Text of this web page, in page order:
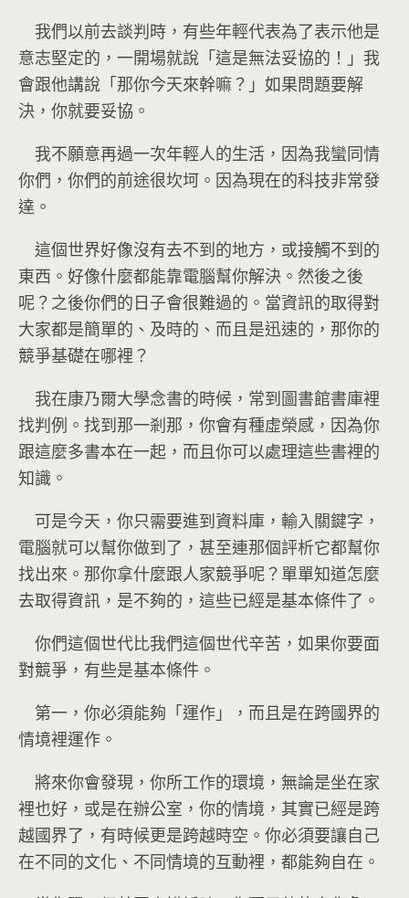
我們以前去談判時，有些年輕代表為了表示他是
意志堅定的，一開場就說「這是無法妥協的！」我
會跟他講說「那你今天來幹嘛？」如果問題要解
決，你就要妥協。
我不願意再過一次年輕人的生活，因為我蠻同情
你們，你們的前途很坎坷。因為現在的科技非常發
達。
這個世界好像沒有去不到的地方，或接觸不到的
東西。好像什麼都能靠電腦幫你解決。然後之後
呢？之後你們的日子會很難過的。當資訊的取得對
大家都是簡單的、及時的、而且是迅速的，那你的
競爭基礎在哪裡？
我在康乃爾大學念書的時候，常到圖書館書庫裡
找判例。找到那一剎那，你會有種虛榮感，因為你
跟這麼多書本在一起，而且你可以處理這些書裡的
知識。
可是今天，你只需要進到資料庫，輸入關鍵字，
電腦就可以幫你做到了，甚至連那個評析它都幫你
找出來。那你拿什麼跟人家競爭呢？單單知道怎麼
去取得資訊，是不夠的，這些已經是基本條件了。
你們這個世代比我們這個世代辛苦，如果你要面
對競爭，有些是基本條件。
第一，你必須能夠「運作」，而且是在跨國界的
情境裡運作。
將來你會發現，你所工作的環境，無論是坐在家
裡也好，或是在辦公室，你的情境，其實已經是跨
越國界了，有時候更是跨越時空。你必須要讓自己
在不同的文化、不同情境的互動裡，都能夠自在。